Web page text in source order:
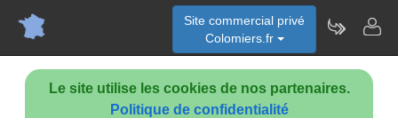
Le site utilise les cookies de nos partenaires.
Politique de confidentialité
Site commercial privé
Colomiers.fr